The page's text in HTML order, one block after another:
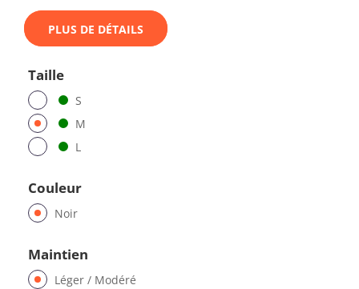
PLUS DE DÉTAILS
Taille
S
M
L
Couleur
Noir
Maintien
Léger / Modéré